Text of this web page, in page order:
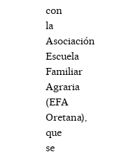
con
la
Asociación
Escuela
Familiar
Agraria
(EFA
Oretana),
que
se